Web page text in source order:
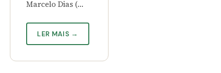
Marcelo Dias (…
LER MAIS →